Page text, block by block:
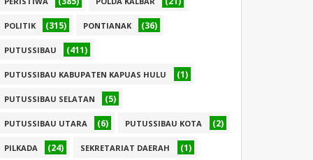
POLITIK (315) PONTIANAK (36)
PUTUSSIBAU (411)
PUTUSSIBAU KABUPATEN KAPUAS HULU (1)
PUTUSSIBAU SELATAN (5)
PUTUSSIBAU UTARA (6) PUTUSSIBAU KOTA (2)
PILKADA (24) SEKRETARIAT DAERAH (1)